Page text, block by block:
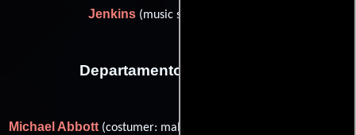
Jenkins(music scoring mixer (u))
Departamento de vestuario
Michael Abbott(costumer: male),